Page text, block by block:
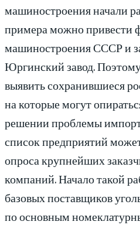
машиностроения начали
примера можно привести
машиностроения СССР и
Юргинский завод.
выявить сохранившиеся
на которые могут
решении проблемы
список предприятий
опроса крупнейших
компаний. Начало такой
базовых поставщиков
по основным